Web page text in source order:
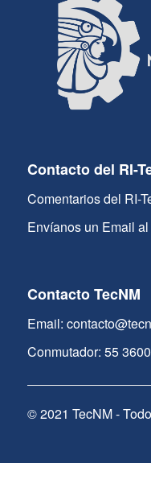
Contacto del RI-
Comentarios del RI-
Envíanos un Email al
Contacto TecNM
Email:
Conmutador: 55
© 2021 TecNM -